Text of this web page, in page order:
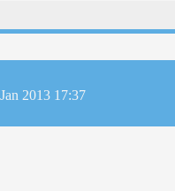
2013 17:37